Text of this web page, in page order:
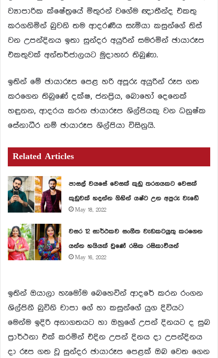
ව්‍යාපාරික ක්ෂේත්‍රයේ මිතුරන් වගේම ඥාතීන්ද එකතු
කරගනිමින් බුවනි තම ආදරණීය සැමියා කසුන්ගේ තිස්
වන උපන්දිනය ඉතා සුන්දර අයුරින් සමරමින් ඡායාරූප
එකතුවක් අන්තර්ජාලයට මුදාහැර තිබුණා.
ඉතින් මේ ඡායාරූප පෙළ හරි අපූරු අයුරින් රූප ගත
කරගෙන තිබුණේ දක්ෂ, ජනප්‍රිය, බොහෝ දෙනෙක්
හඳුනන, ආදරය කරන ඡායාරූප ශිල්පියකු වන ධනුෂ්ක
සේනාධීර නම් ඡායාරූප ශිල්පියා විසිනුයි.
Related Articles
පාසල් වයසේ වෙසක් කුඩු තරගයකට වෙසක්
කුඩුවක් හදන්න ගිහින් යෂ්ට උන අපුරු වැඩේ
May 18, 2022
වසර 12 සාර්ථකව සංගීත වැඩකටයුතු කරගෙන
යන්න හයියක් වුණේ රසික රසිකාවියන්
May 16, 2022
ඉතින් ඔයාලා හැමෝම බෙහෙවින් ආදරේ කරන රංගන
ශිල්පිනී බුවිනි චාපා ගේ හා කසුන්ගේ යුග දිවියට
මෙන්ම ඉදිරි අනාගතයට හා ඔහුගේ උපන් දිනයට ද සුබ
ප්‍රාර්ථනා එක් කරමින් එදින උපන් දිනය දා උපන්දිනය
දා රූප ගත වූ සුන්දර ඡායාරූප පෙළක් ඔබ වෙත ගෙන